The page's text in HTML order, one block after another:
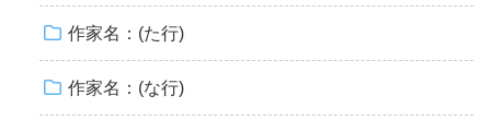
作家名：(た行)
作家名：(な行)